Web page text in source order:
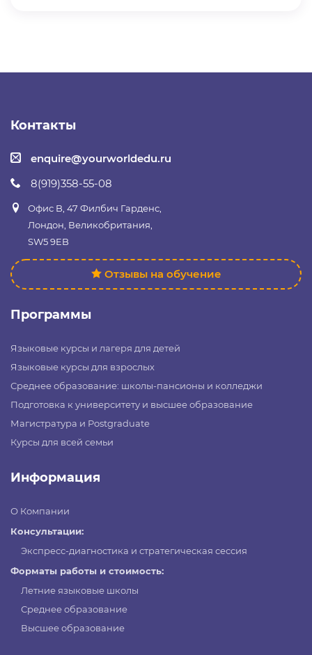
Контакты
enquire@yourworldedu.ru
8(919)358-55-08
Офис B, 47 Филбич Гарденс,
Лондон, Великобритания,
SW5 9EB
Отзывы на обучение
Программы
Языковые курсы и лагеря для детей
Языковые курсы для взрослых
Среднее образование: школы-пансионы и колледжи
Подготовка к университету и высшее образование
Магистратура и Postgraduate
Курсы для всей семьи
Информация
О Компании
Консультации:
Экспресс-диагностика и стратегическая сессия
Форматы работы и стоимость:
Летние языковые школы
Среднее образование
Высшее образование